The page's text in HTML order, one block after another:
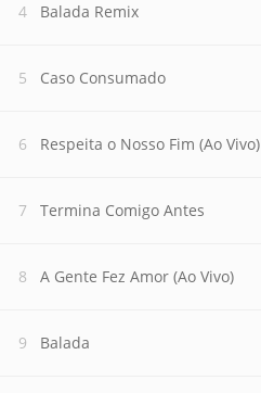
Balada Remix
Caso Consumado
Respeita o Nosso Fim (Ao Vivo)
Termina Comigo Antes
A Gente Fez Amor (Ao Vivo)
Balada